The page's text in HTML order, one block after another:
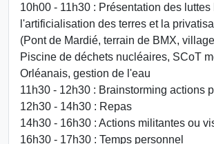
10h00 - 11h30 : Présentation des
l'artificialisation des terres et la
(Pont de Mardié, terrain de BMX,
Piscine de déchets nucléaires, SCoT
Orléanais, gestion de l'eau
11h30 - 12h30 : Brainstorming actions
12h30 - 14h30 : Repas
14h30 - 16h30 : Actions militantes ou
16h30 - 17h30 : Temps personnel